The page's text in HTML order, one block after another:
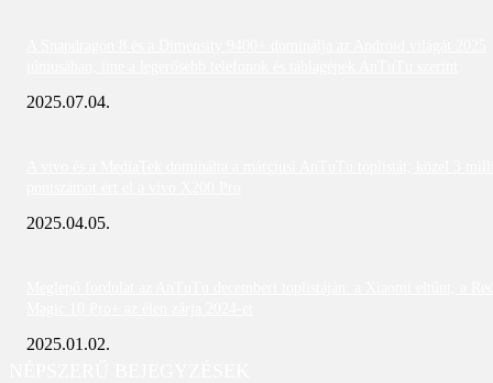
2025.07.04.
2025.04.05.
2025.01.02.